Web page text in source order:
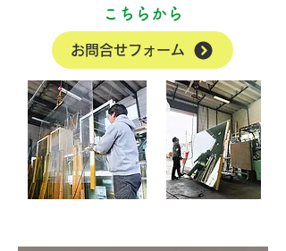
こちらから
お問合せフォーム